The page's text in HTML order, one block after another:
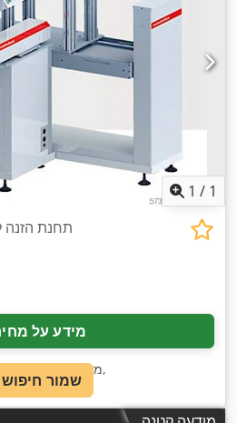
1 / 1
תחנת הזנה
מידע על
מצב:מוכן ,
שמור חיפוש